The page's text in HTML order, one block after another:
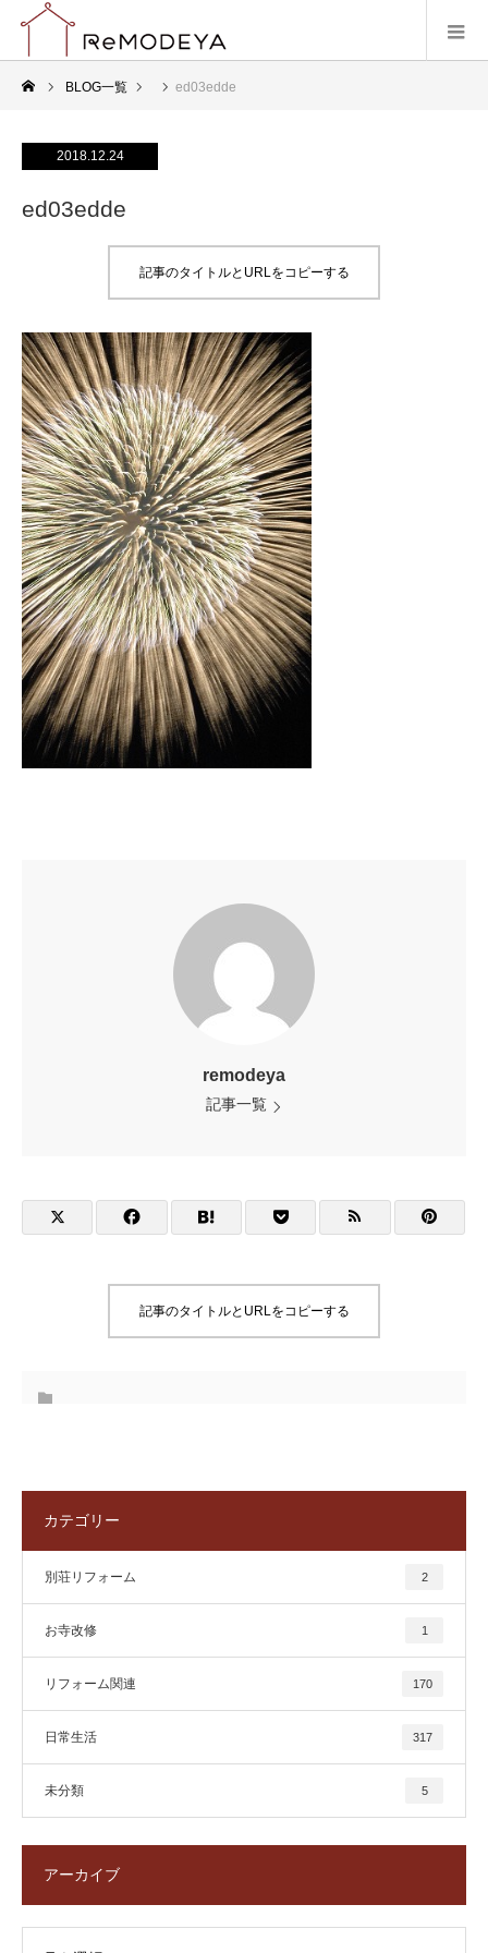
BLOG一覧 ed03edde
2018.12.24
ed03edde
記事のタイトルとURLをコピーする
remodeya
記事一覧
記事のタイトルとURLをコピーする
カテゴリー
別荘リフォーム 2
お寺改修 1
リフォーム関連 170
日常生活 317
未分類 5
アーカイブ